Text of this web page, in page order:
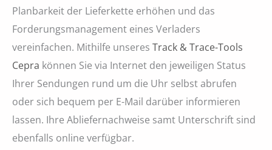
Planbarkeit der Lieferkette erhöhen und das
Forderungsmanagement eines Verladers
vereinfachen. Mithilfe unseres Track & Trace-Tools
Cepra können Sie via Internet den jeweiligen Status
Ihrer Sendungen rund um die Uhr selbst abrufen
oder sich bequem per E-Mail darüber informieren
lassen. Ihre Abliefernachweise samt Unterschrift sind
ebenfalls online verfügbar.